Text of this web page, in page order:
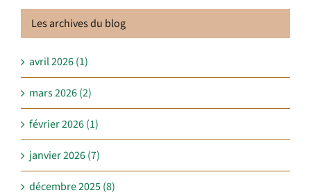
Les archives du blog
avril 2026 (1)
mars 2026 (2)
février 2026 (1)
janvier 2026 (7)
décembre 2025 (8)